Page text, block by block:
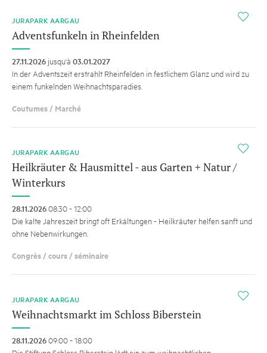
i
JURAPARK AARGAU
Adventsfunkeln in Rheinfelden
27.11.2026 jusqu'à 03.01.2027
In der Adventszeit erstrahlt Rheinfelden in festlichem Glanz und wird zu
einem funkelnden Weihnachtsparadies.
Coutumes / Marché
i
JURAPARK AARGAU
Heilkräuter & Hausmittel - aus Garten + Natur /
Winterkurs
28.11.202608:30 - 12:00
Die kalte Jahreszeit bringt oft Erkältungen - Heilkräuter helfen sanft und
ohne Nebenwirkungen.
Congrès / cours / séminaire
i
JURAPARK AARGAU
Weihnachtsmarkt im Schloss Biberstein
28.11.202609:00 - 18:00